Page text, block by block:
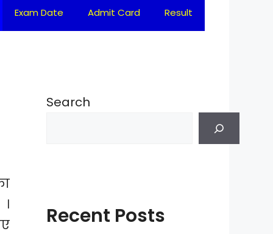
Exam Date Admit Card Result
Search
Recent Posts